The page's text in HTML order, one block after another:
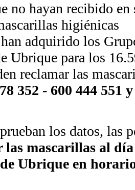
no hayan recibido en
higiénicas
adquirido los
Ubrique para los
reclamar las
352 - 600 444 551
los datos, las
las mascarillas al
Ubrique en